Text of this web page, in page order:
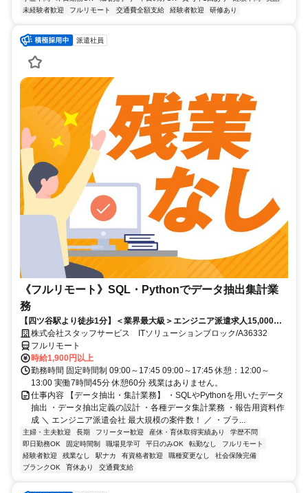
未経験者歓迎
フルリモート 交通費全額支給 経験者歓迎 研修あり
派遣社員
《フルリモート》SQL・Pythonでデータ抽出集計業
務
【四ツ谷駅より徒歩1分】＜業界最大級＞エンジニア派遣求人15,000件
以上◎ 来社不要のカンタン登録→最短2日で就業可能！！
株式会社スタッフサービス ITソリューションブロック/A36332
フルリモート
時給1,900円以上
勤務時間 固定時間制 09:00～17:45 09:00～17:45 休憩：12:00～
13:00 実働7時間45分 休憩60分 残業はありません。
仕事内容 【データ抽出・集計業務】 ・SQLやPythonを用いたデータ
抽出 ・データ抽出定義の設計 ・各種データ集計業務 ・報告用資料作
成 ＼ エンジニア派遣会社 最大規模の案件数！ ／ ・ブラ...
主婦・主夫歓迎 長期 フリーター歓迎 産休・育休取得実績あり
学歴不問
即日勤務OK
固定時間制 職場見学可 平日のみOK 転勤なし
フルリモート
経験者歓迎
残業なし 駅ナカ 有資格者歓迎 職種変更なし
社会保険完備
ブランクOK
育休あり 交通費支給